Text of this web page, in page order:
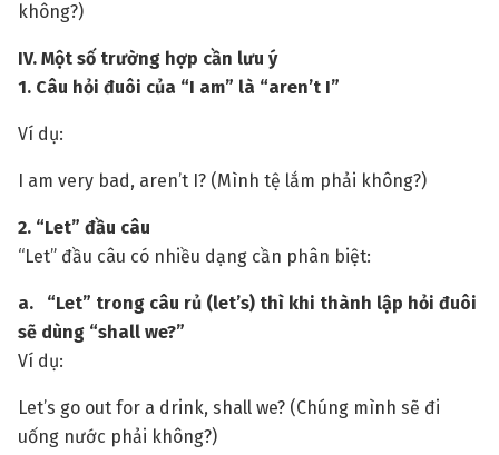
không?)
IV. Một số trường hợp cần lưu ý
1. Câu hỏi đuôi của “I am” là “aren’t I”
Ví dụ:
I am very bad, aren’t I? (Mình tệ lắm phải không?)
2. “Let” đầu câu
“Let” đầu câu có nhiều dạng cần phân biệt:
a. “Let” trong câu rủ (let’s) thì khi thành lập hỏi đuôi
sẽ dùng “shall we?”
Ví dụ:
Let’s go out for a drink, shall we? (Chúng mình sẽ đi
uống nước phải không?)